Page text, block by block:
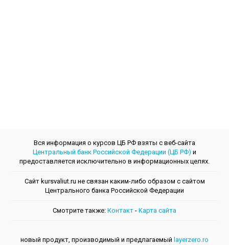
Вся информация о курсов ЦБ РФ взяты с веб-сайта
Центральный банк Российской Федерации (ЦБ РФ) и
предоставляется исключительно в информационных целях.
Сайт kursvaliut.ru не связан каким-либо образом с сайтом
Центрального банкa Российской Федерации
Смотрите также: Контакт - Kарта сайта
новый продукт, производимый и предлагаемый layerzero.ro